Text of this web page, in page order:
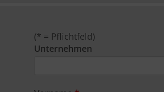
(* = Pflichtfeld)
Unternehmen